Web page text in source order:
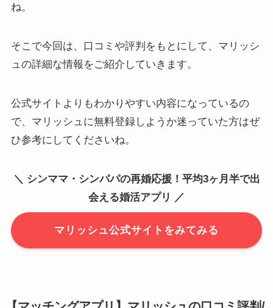
ね。
そこで今回は、口コミや評判をもとにして、マリッシ
ュの詳細な情報をご紹介していきます。
公式サイトよりもわかりやすい内容になっているの
で、マリッシュに無料登録しようか迷っていた方はぜ
ひ参考にしてくださいね。
＼ シンママ・シンパパの再婚応援！平均3ヶ月半で出
会える婚活アプリ ／
マリッシュ公式サイトをみてみる